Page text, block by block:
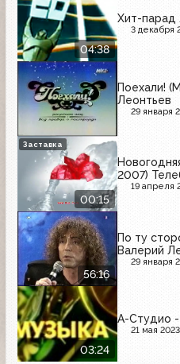
04:38
Хит-парад
3 декабря
Поехали!
Леонтьев
29 января
00:15
2007)
19 апреля
Заставка
56:16
По ту
Валерий
29 января
03:24
А-Студио -
21 мая